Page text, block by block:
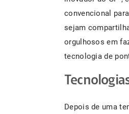
convencional
sejam
orgulhosos em
tecnologia de
Depois de uma